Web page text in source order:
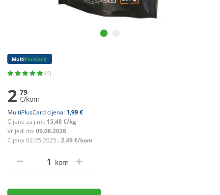
MultiPlusCard
(4)
2 79
€/kom
MultiPlusCard cijena: 1,99 €
Cijena za j.m.: 15,48 €/kg
Vrijedi do: 09.08.2026
Cijena 02.05.2025.: 2,49 €/kom
kom